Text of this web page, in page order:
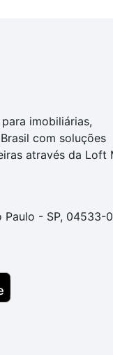
imobiliárias,
com soluções
através da Loft
Paulo - SP, 04533-